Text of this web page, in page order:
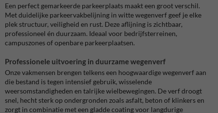
Een perfect gemarkeerde parkeerplaats maakt een groot verschil.
Met duidelijke parkeervakbelijning in witte wegenverf geef je elke
plek structuur, veiligheid en rust. Deze aflijning is zichtbaar,
professioneel én duurzaam. Ideaal voor bedrijfsterreinen,
campuszones of openbare parkeerplaatsen.
Professionele uitvoering in duurzame wegenverf
Onze vakmensen brengen telkens een hoogwaardige wegenverf aan
die bestand is tegen intensief gebruik, wisselende
weersomstandigheden en talrijke wielbewegingen. De verf droogt
snel, hecht sterk op ondergronden zoals asfalt, beton of klinkers en
zorgt in combinatie met een gladde coating voor langdurige